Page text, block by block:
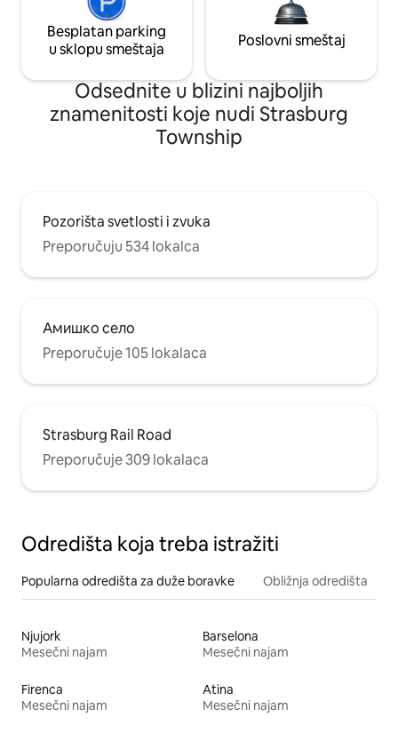
Besplatan parking
u sklopu smeštaja
Poslovni smeštaj
Odsednite u blizini najboljih
znamenitosti koje nudi Strasburg
Township
Pozorišta svetlosti i zvuka
Preporučuju 534 lokalca
Амишко село
Preporučuje 105 lokalaca
Strasburg Rail Road
Preporučuje 309 lokalaca
Odredišta koja treba istražiti
Popularna odredišta za duže boravke Obližnja odredišta
Njujork
Mesečni najam
Barselona
Mesečni najam
Firenca
Mesečni najam
Atina
Mesečni najam